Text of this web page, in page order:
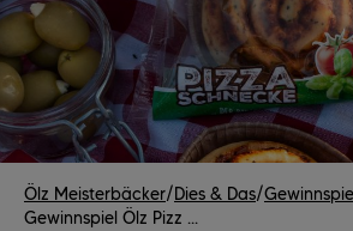
Ölz Meisterbäcker/Dies & Das/
Gewinnspiel Ölz Pizz ...